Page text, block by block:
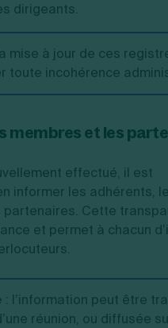
dirigeants.
mise à jour de ces
toute incohérence
membres et les
effectué, il est
informer les adhérents,
partenaires. Cette
et permet à chacun
: l’information peut être
réunion, ou diffusée